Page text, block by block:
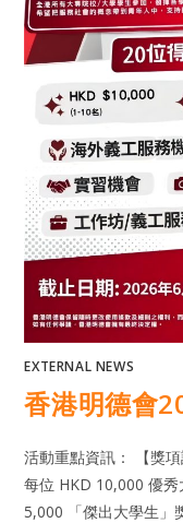
EXTERNAL NEWS
香港明德會
活動重點資訊： 【獎
每位 HKD 10,000 優
5,000 「傑出大學生」